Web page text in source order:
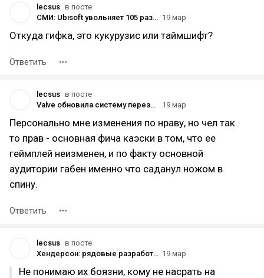
lecsus в посте
СМИ: Ubisoft увольняет 105 разработчиков из Red Storm Entertainment — студия больше не будет делать игры 19 мар
Откуда гифка, это кукурузис или таймшифт?
Ответить
lecsus в посте
Valve обновила систему перезарядки оружия в Counter-Strike 2 — теперь игроки теряют патроны, оставшиеся в магазине
19 мар
Персонально мне изменения по нраву, но чел так
то прав - основная фича каэски в том, что ее
геймплей неизменен, и по факту основной
аудитории габен именно что саданул ножом в
спину.
Ответить
lecsus в посте
Хендерсон: рядовые разработчики студий-партнёров NVIDIA узнали о DLSS 5 одновременно с остальной аудиторией 19 мар
Не понимаю их боязни, кому не насрать на